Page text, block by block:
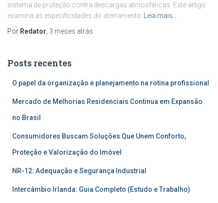
sistema de proteção contra descargas atmosféricas. Este artigo
examina as especificidades do aterramento
Leia mais…
Por Redator 3 meses atrás
Posts recentes
O papel da organização e planejamento na rotina profissional
Mercado de Melhorias Residenciais Continua em Expansão
no Brasil
Consumidores Buscam Soluções Que Unem Conforto,
Proteção e Valorização do Imóvel
NR-12: Adequação e Segurança Industrial
Intercâmbio Irlanda: Guia Completo (Estudo e Trabalho)